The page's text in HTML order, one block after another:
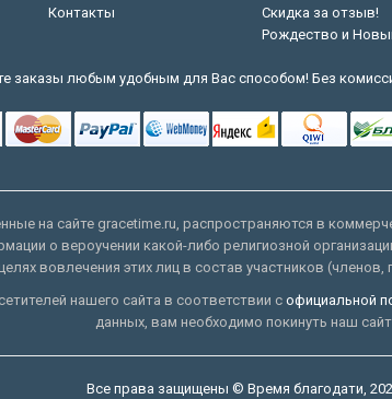
Контакты
Скидка за отзыв!
Рождество и
заказы любым удобным для Вас способом! Без
на сайте gracetime.ru, распространяются в
о вероучении какой-либо религиозной
вовлечения этих лиц в состав участников
нашего сайта в соответствии с официальной
данных, вам необходимо покинуть наш
Все права защищены © Время благодати,